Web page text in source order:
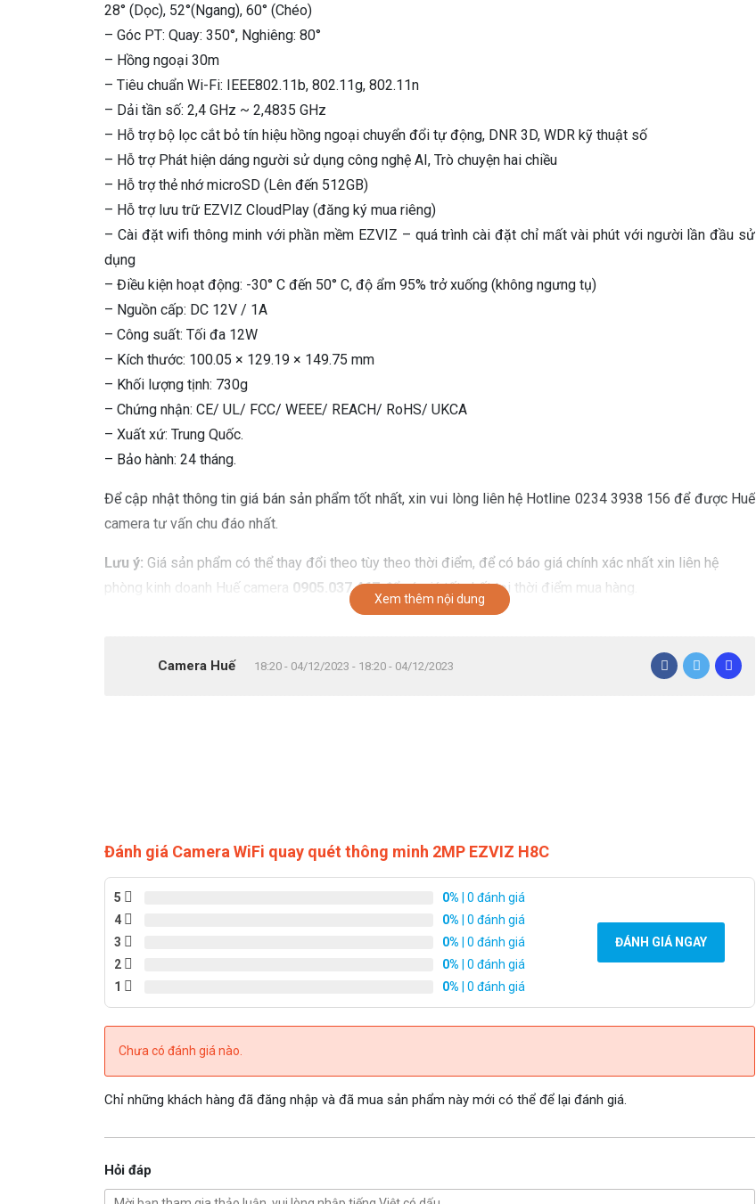
ư
ợ
28° (Dọc), 52°(Ngang), 60° (Chéo)
– Góc PT: Quay: 350°, Nghiêng: 80°
– Hồng ngoại 30m
– Tiêu chuẩn Wi-Fi: IEEE802.11b, 802.11g, 802.11n
– Dải tần số: 2,4 GHz ~ 2,4835 GHz
– Hỗ trợ bộ lọc cắt bỏ tín hiệu hồng ngoại chuyển đổi tự động, DNR 3D, WDR kỹ thuật số
– Hỗ trợ Phát hiện dáng người sử dụng công nghệ AI, Trò chuyện hai chiều
– Hỗ trợ thẻ nhớ microSD (Lên đến 512GB)
– Hỗ trợ lưu trữ EZVIZ CloudPlay (đăng ký mua riêng)
– Cài đặt wifi thông minh với phần mềm EZVIZ – quá trình cài đặt chỉ mất vài phút với người lần đầu sử
dụng
– Điều kiện hoạt động: -30° C đến 50° C, độ ẩm 95% trở xuống (không ngưng tụ)
– Nguồn cấp: DC 12V / 1A
– Công suất: Tối đa 12W
– Kích thước: 100.05 × 129.19 × 149.75 mm
– Khối lượng tịnh: 730g
– Chứng nhận: CE/ UL/ FCC/ WEEE/ REACH/ RoHS/ UKCA
– Xuất xứ: Trung Quốc.
– Bảo hành: 24 tháng.
Để cập nhật thông tin giá bán sản phẩm tốt nhất, xin vui lòng liên hệ Hotline 0234 3938 156 để được Huế
camera tư vấn chu đáo nhất.
Lưu ý: Giá sản phẩm có thể thay đổi theo tùy theo thời điểm, để có báo giá chính xác nhất xin liên hệ
phòng kinh doanh Huế camera 0905.037.467để có giá tốt nhất tại thời điểm mua hàng.
Xem thêm nội dung
Camera Huế 18:20 - 04/12/2023 - 18:20 - 04/12/2023
Đánh giá Camera WiFi quay quét thông minh 2MP EZVIZ H8C
5 0% | 0 đánh giá
4
0% | 0 đánh giá
3
0% | 0 đánh giá
2
0% | 0 đánh giá
1
0% | 0 đánh giá
ĐÁNH GIÁ NGAY
Chưa có đánh giá nào.
Chỉ những khách hàng đã đăng nhập và đã mua sản phẩm này mới có thể để lại đánh giá.
Hỏi đáp